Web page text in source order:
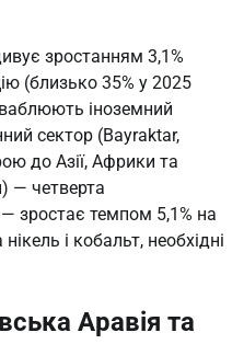
зростанням 3,1%
(близько 35% у 2025
іноземний
сектор (Bayraktar,
до Азії, Африки та
— четверта
— зростає темпом 5,1% на
і кобальт, необхідні
Аравія та